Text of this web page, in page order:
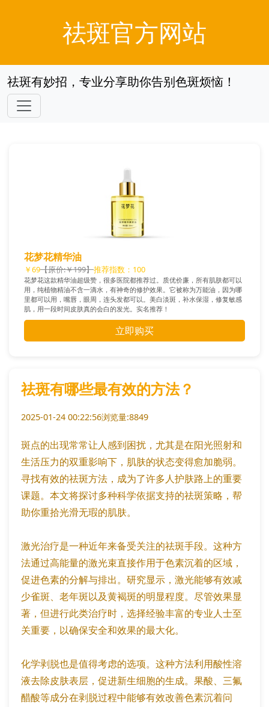
祛斑官方网站
祛斑有妙招，专业分享助你告别色斑烦恼！
花梦花精华油
￥69【原价:￥199】推荐指数：100
花梦花这款精华油超级赞，很多医院都推荐过。质优价廉，所有肌肤都可以
用，纯植物精油不含一滴水，有神奇的修护效果。它被称为万能油，因为哪
里都可以用，嘴唇，眼周，连头发都可以。美白淡斑，补水保湿，修复敏感
肌，用一段时间皮肤真的会白的发光。实名推荐！
立即购买
祛斑有哪些最有效的方法？
2025-01-24 00:22:56浏览量:8849
斑点的出现常常让人感到困扰，尤其是在阳光照射和
生活压力的双重影响下，肌肤的状态变得愈加脆弱。
寻找有效的祛斑方法，成为了许多人护肤路上的重要
课题。本文将探讨多种科学依据支持的祛斑策略，帮
助你重拾光滑无瑕的肌肤。
激光治疗是一种近年来备受关注的祛斑手段。这种方
法通过高能量的激光束直接作用于色素沉着的区域，
促进色素的分解与排出。研究显示，激光能够有效减
少雀斑、老年斑以及黄褐斑的明显程度。尽管效果显
著，但进行此类治疗时，选择经验丰富的专业人士至
关重要，以确保安全和效果的最大化。
化学剥脱也是值得考虑的选项。这种方法利用酸性溶
液去除皮肤表层，促进新生细胞的生成。果酸、三氟
醋酸等成分在剥脱过程中能够有效改善色素沉着问